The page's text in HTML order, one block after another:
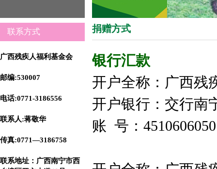
联系方式
广西残疾人福利基金会
邮编:530007
电话:0771-3186556
联系人:蒋敬华
传真:0771—3186758
联系地址 ：广西南宁市西
捐赠方式
银行汇款
开户全称： 广西残
开户银行： 交行南
账 号：